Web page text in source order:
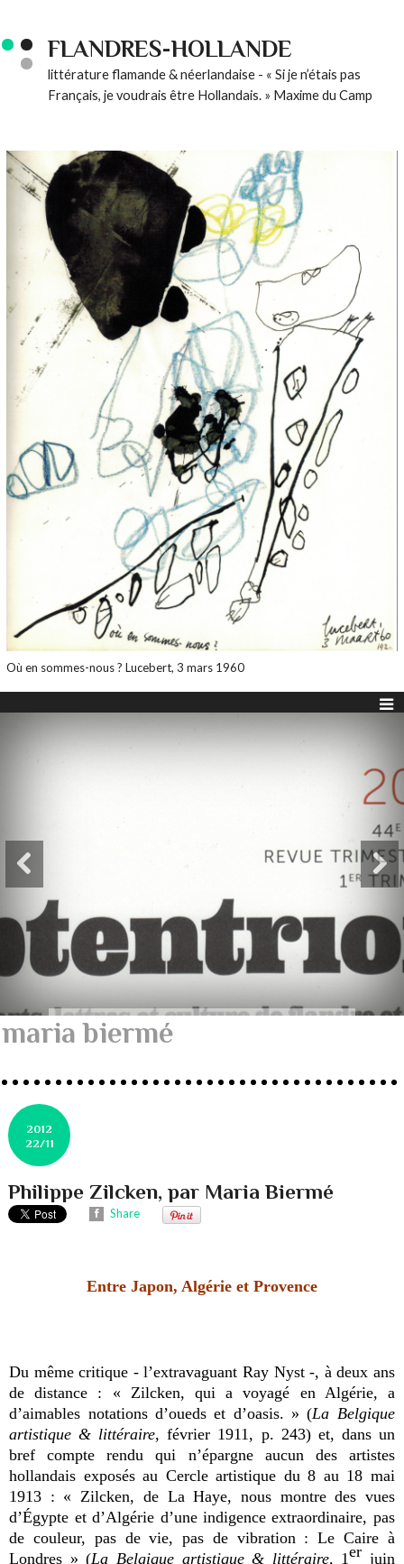
FLANDRES-HOLLANDE
littérature flamande & néerlandaise - « Si je n’étais pas
Français, je voudrais être Hollandais. » Maxime du Camp
Où en sommes-nous ? Lucebert, 3 mars 1960
maria biermé
2012
22/11
Philippe Zilcken, par Maria Biermé
Share
Entre Japon, Algérie et Provence
Du même critique - l’extravaguant Ray Nyst -, à deux ans
de distance : « Zilcken, qui a voyagé en Algérie, a
d’aimables notations d’oueds et d’oasis. » (La Belgique
artistique & littéraire, février 1911, p. 243) et, dans un
bref compte rendu qui n’épargne aucun des artistes
hollandais exposés au Cercle artistique du 8 au 18 mai
1913 : « Zilcken, de La Haye, nous montre des vues
d’Égypte et d’Algérie d’une indigence extraordinaire, pas
de couleur, pas de vie, pas de vibration : Le Caire à
Londres » (La Belgique artistique & littéraire, 1er juin